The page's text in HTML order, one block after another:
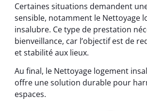
Certaines situations demandent
sensible, notamment le Nettoyage
insalubre. Ce type de prestation
bienveillance, car l’objectif est de
et stabilité aux lieux.
Au final, le Nettoyage logement
offre une solution durable pour
espaces.